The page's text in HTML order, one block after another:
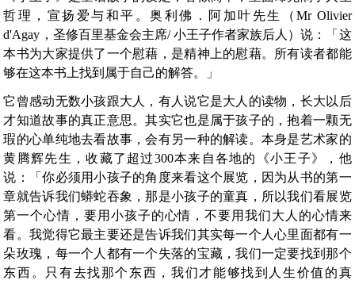
哲理，宣扬爱与和平。奥利佛．阿加叶先生（Mr Olivier
d'Agay，圣修百里基金会主席/ 小王子作者家族后人）说：「这
本书为大家提供了一个慰藉，是精神上的慰藉。所有读者都能
够在这本书上找到属于自己的解答。」
它曾感动无数小孩跟大人，有人说它是大人的读物，长大以后
才知道故事的真正意思。其实它也是属于孩子的，抱着一颗无
瑕的心单纯地去看故事，会有另一种的解读。本身是艺术家的
黄腾辉先生，收藏了超过300本来自各地的《小王子》，他
说：「你必须用小孩子的角度来看这个展览，因为从书的第一
章就告诉我们蟒蛇吞象，那是小孩子的童真，所以我们看展览
第一个心情，要用小孩子的心情，不要用我们大人的心情来
看。我觉得它最主要还是告诉我们其实每一个人心里面都有一
朵玫瑰，每一个人都有一个失落的宝藏，我们一定要找到那个
东西。只有去找那个东西，我们才能够找到人生价值的真